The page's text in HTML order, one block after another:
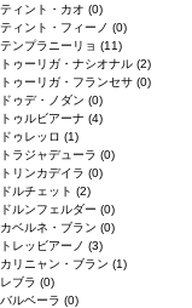
ティント・カオ (0)
ティント・フィーノ (0)
テンプラニーリョ (11)
トゥーリガ・ナシオナル (2)
トゥーリガ・フランセサ (0)
ドゥデ・ノダン (0)
トゥルビアーナ (4)
ドゥレッロ (1)
トラジャデューラ (0)
トリンカデイラ (0)
ドルチェット (2)
ドルンフェルダー (0)
カベルネ・ブラン (0)
トレッビアーノ (3)
カリニャン・ブラン (1)
レブラ (0)
バルベーラ (0)